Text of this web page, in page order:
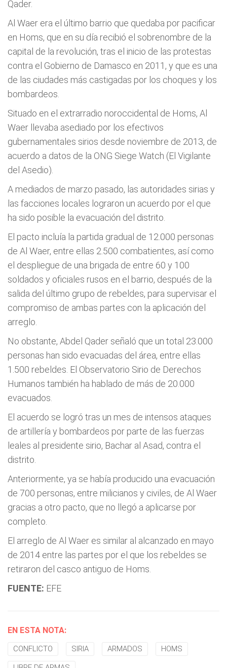
Qader.
Al Waer era el último barrio que quedaba por pacificar
en Homs, que en su día recibió el sobrenombre de la
capital de la revolución, tras el inicio de las protestas
contra el Gobierno de Damasco en 2011, y que es una
de las ciudades más castigadas por los choques y los
bombardeos.
Situado en el extrarradio noroccidental de Homs, Al
Waer llevaba asediado por los efectivos
gubernamentales sirios desde noviembre de 2013, de
acuerdo a datos de la ONG Siege Watch (El Vigilante
del Asedio).
A mediados de marzo pasado, las autoridades sirias y
las facciones locales lograron un acuerdo por el que
ha sido posible la evacuación del distrito.
El pacto incluía la partida gradual de 12.000 personas
de Al Waer, entre ellas 2.500 combatientes, así como
el despliegue de una brigada de entre 60 y 100
soldados y oficiales rusos en el barrio, después de la
salida del último grupo de rebeldes, para supervisar el
compromiso de ambas partes con la aplicación del
arreglo.
No obstante, Abdel Qader señaló que un total 23.000
personas han sido evacuadas del área, entre ellas
1.500 rebeldes. El Observatorio Sirio de Derechos
Humanos también ha hablado de más de 20.000
evacuados.
El acuerdo se logró tras un mes de intensos ataques
de artillería y bombardeos por parte de las fuerzas
leales al presidente sirio, Bachar al Asad, contra el
distrito.
Anteriormente, ya se había producido una evacuación
de 700 personas, entre milicianos y civiles, de Al Waer
gracias a otro pacto, que no llegó a aplicarse por
completo.
El arreglo de Al Waer es similar al alcanzado en mayo
de 2014 entre las partes por el que los rebeldes se
retiraron del casco antiguo de Homs.
FUENTE: EFE
EN ESTA NOTA:
CONFLICTO SIRIA ARMADOS HOMS